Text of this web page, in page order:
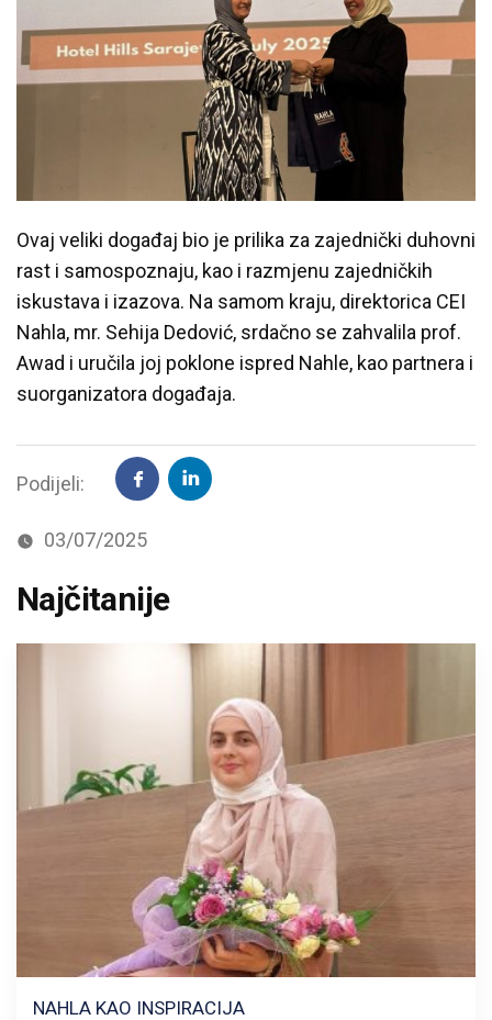
Ovaj veliki događaj bio je prilika za zajednički duhovni
rast i samospoznaju, kao i razmjenu zajedničkih
iskustava i izazova. Na samom kraju, direktorica CEI
Nahla, mr. Sehija Dedović, srdačno se zahvalila prof.
Awad i uručila joj poklone ispred Nahle, kao partnera i
suorganizatora događaja.
Podijeli:
03/07/2025
Najčitanije
NAHLA KAO INSPIRACIJA